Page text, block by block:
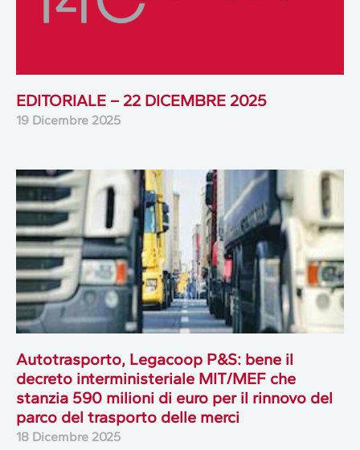
EDITORIALE – 22 DICEMBRE 2025
19 Dicembre 2025
Autotrasporto, Legacoop P&S: bene il
decreto interministeriale MIT/MEF che
stanzia 590 milioni di euro per il rinnovo del
parco del trasporto delle merci
18 Dicembre 2025